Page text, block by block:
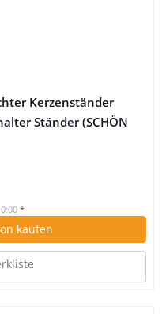
Kerzenständer
Ständer (SCHÖN
*
kaufen